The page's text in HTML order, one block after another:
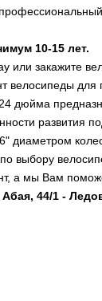
10-15 лет.
или закажите
велосипеды для
дюйма
развития
диаметром
выбору
а мы Вам
44/1 -